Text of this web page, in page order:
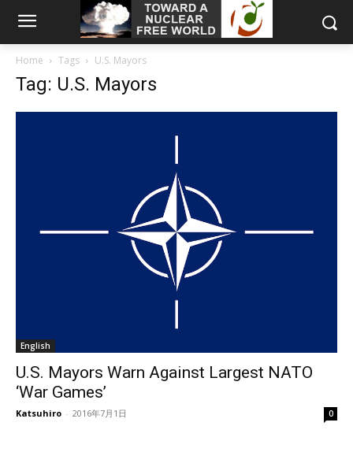
Home Tags U.S. Mayors
Tag: U.S. Mayors
English
U.S. Mayors Warn Against Largest NATO
‘War Games’
Katsuhiro - 2016年7月1日 0